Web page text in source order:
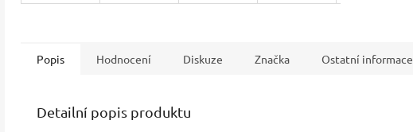
Popis Hodnocení Diskuze Značka Ostatní informace
Detailní popis produktu